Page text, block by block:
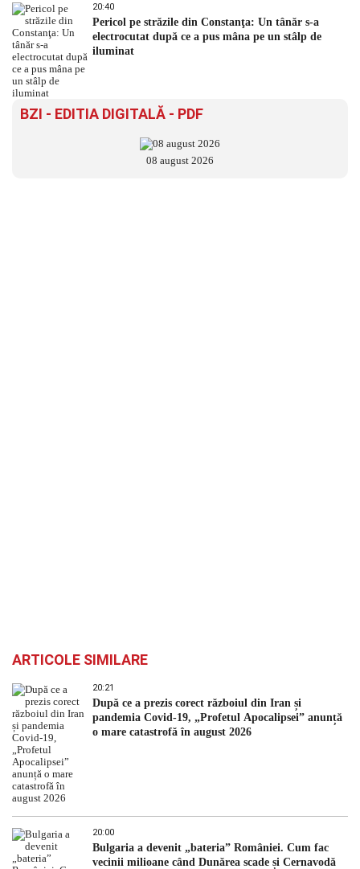
20:40
Pericol pe străzile din Constanţa: Un tânăr s-a
electrocutat după ce a pus mâna pe un stâlp de
iluminat
BZI - EDITIA DIGITALĂ - PDF
08 august 2026
ARTICOLE SIMILARE
20:21
După ce a prezis corect războiul din Iran și
pandemia Covid-19, „Profetul Apocalipsei” anunță
o mare catastrofă în august 2026
20:00
Bulgaria a devenit „bateria” României. Cum fac
vecinii milioane când Dunărea scade și Cernavodă